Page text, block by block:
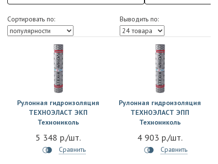
Сортировать по: Выводить по:
Рулонная гидроизоляция
ТЕХНОЭЛАСТ ЭКП
Технониколь
5 348 р./шт.
Сравнить
Рулонная гидроизоляция
ТЕХНОЭЛАСТ ЭПП
Технониколь
4 903 р./шт.
Сравнить